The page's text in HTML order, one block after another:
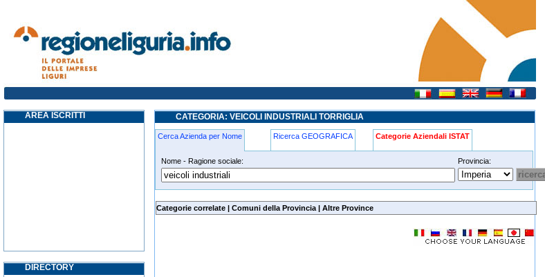
veicoli-industriali torriglia
AREA ISCRITTI
DIRECTORY
CATEGORIA: VEICOLI INDUSTRIALI TORRIGLIA
Cerca Azienda per Nome Ricerca GEOGRAFICA Categorie Aziendali ISTAT
Nome - Ragione sociale: Provincia:
veicoli-industriali torriglia
Categorie correlate | Comuni della Provincia | Altre Province